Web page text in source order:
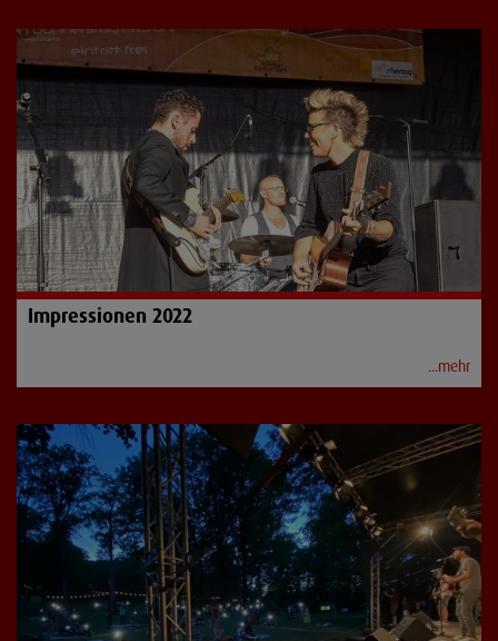
Impressionen 2022
...mehr